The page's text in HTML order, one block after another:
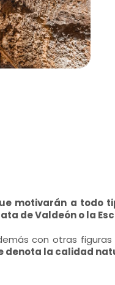
motivarán a todo
de Valdeón o la
con otras
denota la calidad